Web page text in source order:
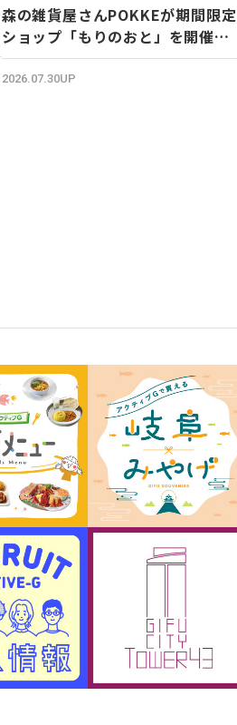
森の雑貨屋さんPOKKEが期間限定
ショップ「もりのおと」を開催し
ます！
2026.07.30UP